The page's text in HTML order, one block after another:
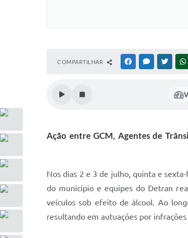
COMPARTILHAR FACEBOOKMESSENGER
Ação entre GCM, Agentes de
Nos dias 2 e 3 de julho, quinta e
do município e equipes do Detran
veículos sob efeito de álcool. Ao
resultando em autuações por